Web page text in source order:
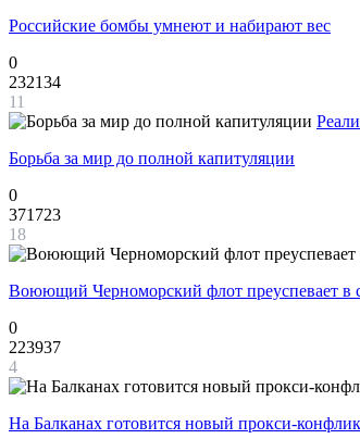
Российские бомбы умнеют и набирают вес
0
232134
11
Борьба за мир до полной капитуляции
0
371723
18
Воюющий Черноморский флот преуспевает в
0
223937
4
На Балканах готовится новый прокси-